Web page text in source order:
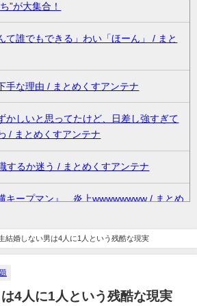
”が大集合！
て誰でもできる」わい「ほーん」 / まと
手な理由 / まとめくすアンテナ
かしいと思ってたけど、日差し強すぎて
/ まとめくすアンテナ
するか迷う / まとめくすアンテナ
キープマン』、炎上wwwwwwww / まとめ
のに、家族が猛反対。家族から信じられ
出発→途中で買い足し…50代公務員の“ド
結婚しない男は4人に1人という残酷な現実
4人に1人という残酷な現実